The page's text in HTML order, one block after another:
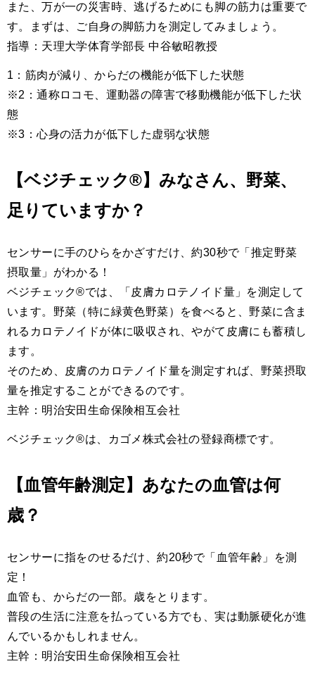
また、万が一の災害時、逃げるためにも脚の筋力は重要で
す。まずは、ご自身の脚筋力を測定してみましょう。
指導：天理大学体育学部長 中谷敏昭教授
1：筋肉が減り、からだの機能が低下した状態
※2：通称ロコモ、運動器の障害で移動機能が低下した状
態
※3：心身の活力が低下した虚弱な状態
【ベジチェック®】みなさん、野菜、
足りていますか？
センサーに手のひらをかざすだけ、約30秒で「推定野菜
摂取量」がわかる！
ベジチェック®では、「皮膚カロテノイド量」を測定して
います。野菜（特に緑黄色野菜）を食べると、野菜に含ま
れるカロテノイドが体に吸収され、やがて皮膚にも蓄積し
ます。
そのため、皮膚のカロテノイド量を測定すれば、野菜摂取
量を推定することができるのです。
主幹：明治安田生命保険相互会社
ベジチェック®は、カゴメ株式会社の登録商標です。
【血管年齢測定】あなたの血管は何
歳？
センサーに指をのせるだけ、約20秒で「血管年齢」を測
定！
血管も、からだの一部。歳をとります。
普段の生活に注意を払っている方でも、実は動脈硬化が進
んでいるかもしれません。
主幹：明治安田生命保険相互会社